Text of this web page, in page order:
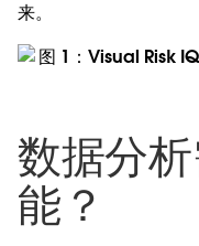
来。
数据分
能？